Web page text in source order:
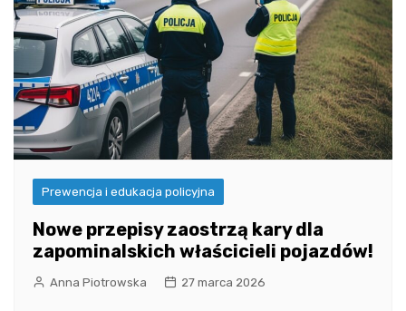
Prewencja i edukacja policyjna
Nowe przepisy zaostrzą kary dla
zapominalskich właścicieli pojazdów!
Anna Piotrowska 27 marca 2026